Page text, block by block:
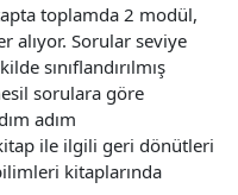
toplamda 2 modül,
alıyor. Sorular seviye
sınıflandırılmış
sorulara göre
adım
ile ilgili geri dönütleri
kitaplarında